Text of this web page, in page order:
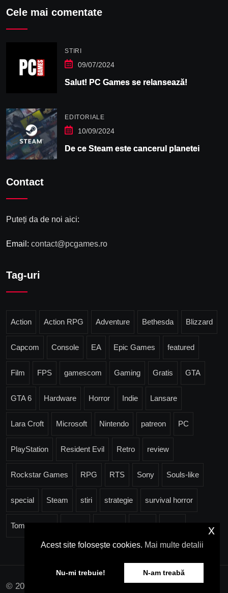
Cele mai comentate
STIRI
09/07/2024
Salut! PC Games se relansează!
EDITORIALE
10/09/2024
De ce Steam este cancerul planetei
Contact
Puteți da de noi aici:
Email: contact@pcgames.ro
Tag-uri
Action Action RPG Adventure Bethesda Blizzard
Capcom Console EA Epic Games featured
Film FPS gamescom Gaming Gratis GTA
GTA 6 Hardware Horror Indie Lansare
Lara Croft Microsoft Nintendo patreon PC
PlayStation Resident Evil Retro review
Rockstar Games RPG RTS Sony Souls-like
special Steam stiri strategie survival horror
Tomb Raider
© 2026 pcgames.ro
Acest site folosește cookies. Mai multe detalii
Nu-mi trebuie! N-am treabă
x